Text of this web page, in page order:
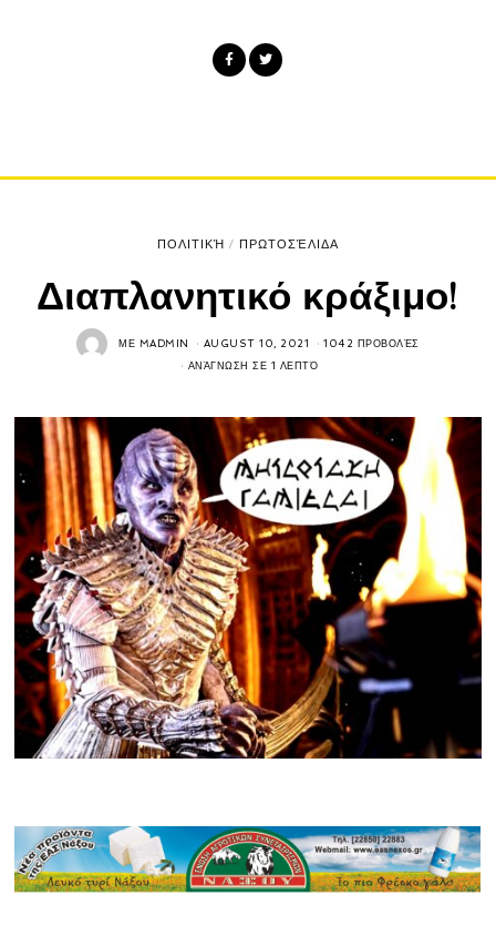
ΠΟΛΙΤΙΚΉ / ΠΡΩΤΟΣΈΛΙΔΑ
Διαπλανητικό κράξιμο!
ΜΕ MADMIN AUGUST 10, 2021 1042 ΠΡΟΒΟΛΈΣ
ΑΝΆΓΝΩΣΗ ΣΕ 1 ΛΕΠΤΌ